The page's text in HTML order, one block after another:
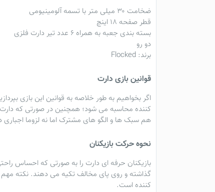
ضخامت ۳۰ میلی متر با تسمه آلومینیومی
قطر صفحه ۱۸ اینچ
بسته بندی جعبه به همراه ۶ عدد تیر دارت فلزی
دو رو
برند: Flocked
قوانین بازی دارت
اگر بخواهیم به طور خلاصه به قوانین این بازی
کننده محاسبه می شود؛ همچنین در صورتی که دارت
هم سبک ها و الگو های مشترک اما نه لزوما اجباری
نحوه حرکت بازیکنان
بازیکنان حرفه ای دارت را به صورتی که احساس
گذاشته و روی پای مخالف تکیه می دهند. نکته
کننده است.